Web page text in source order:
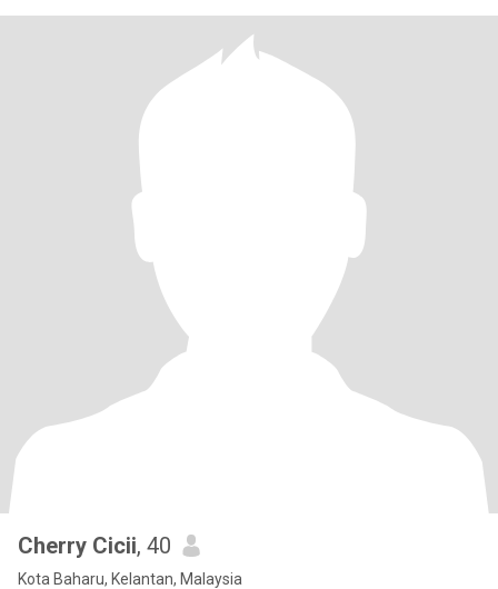
Cherry Cicii, 40
Kota Baharu, Kelantan, Malaysia